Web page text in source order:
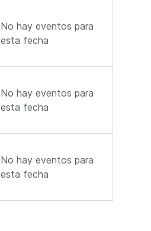
No hay eventos para
esta fecha
No hay eventos para
esta fecha
No hay eventos para
esta fecha